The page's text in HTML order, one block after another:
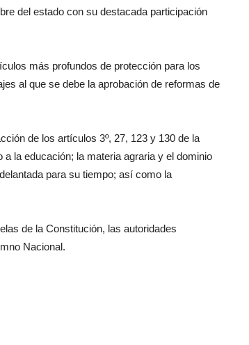
del estado con su destacada participación
más profundos de protección para los
al que se debe la aprobación de reformas de
de los artículos 3º, 27, 123 y 130 de la
la educación; la materia agraria y el dominio
para su tiempo; así como la
de la Constitución, las autoridades
Nacional.